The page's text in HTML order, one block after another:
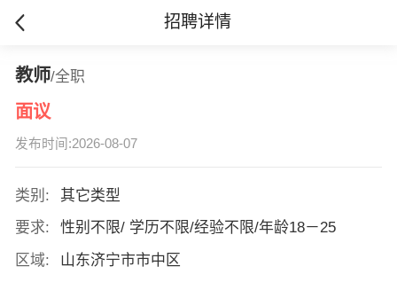
招聘详情
教师/全职
面议
发布时间:2026-08-07
类别:
其它类型
要求:
性别不限/ 学历不限/经验不限/年龄18－25
区域:
山东济宁市市中区